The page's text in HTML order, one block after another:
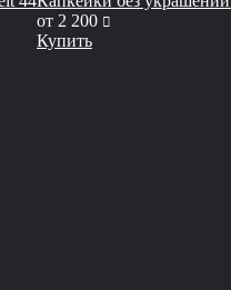
от 2 200 руб
Купить